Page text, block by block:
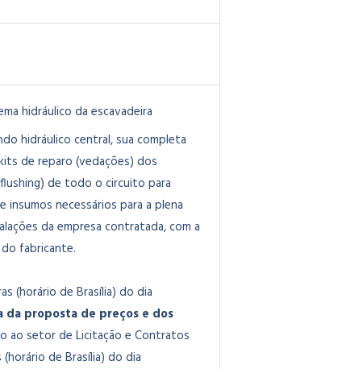
hidráulico da escavadeira
hidráulico central, sua completa
de reparo (vedações) dos
de todo o circuito para
necessários para a plena
da empresa contratada, com a
fabricante.
(horário de Brasília) do dia
da proposta de preços e dos
ao setor de Licitação e Contratos
de Brasília) do dia